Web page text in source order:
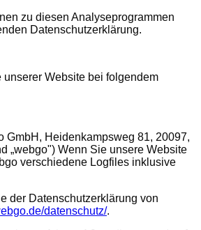
zu diesen Analyseprogrammen
Datenschutzerklärung.
unserer Website bei folgendem
GmbH, Heidenkampsweg 81, 20097,
„webgo") Wenn Sie unsere Website
verschiedene Logfiles inklusive
der Datenschutzerklärung von
datenschutz/.